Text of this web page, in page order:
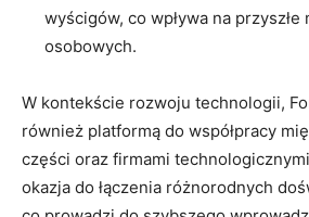
wyścigów, co wpływa na przyszłe
osobowych.
W kontekście rozwoju technologii,
również platformą do współpracy
części oraz firmami
okazja do łączenia różnorodnych